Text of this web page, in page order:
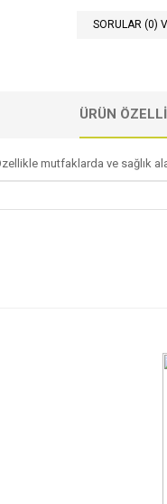
SORULAR (0)
ÜRÜN
mutfaklarda ve sağlık